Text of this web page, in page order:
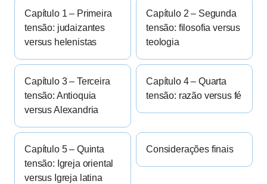
Capítulo 1 – Primeira
tensão: judaizantes
versus helenistas
Capítulo 2 – Segunda
tensão: filosofia versus
teologia
Capítulo 3 – Terceira
tensão: Antioquia
versus Alexandria
Capítulo 4 – Quarta
tensão: razão versus fé
Capítulo 5 – Quinta
tensão: Igreja oriental
versus Igreja latina
Considerações finais